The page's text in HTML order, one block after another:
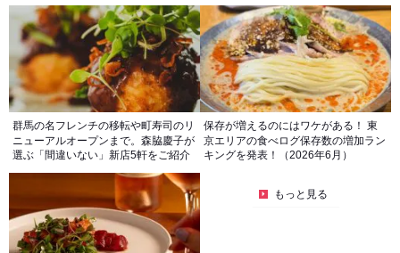
群馬の名フレンチの移転や町寿司のリ
ニューアルオープンまで。森脇慶子が
選ぶ「間違いない」新店5軒をご紹介
保存が増えるのにはワケがある！ 東
京エリアの食べログ保存数の増加ラン
キングを発表！（2026年6月）
もっと見る